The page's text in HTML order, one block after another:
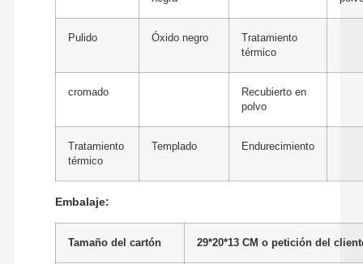
Pulido Óxido negro
Tratamiento
térmico
cromado
Recubierto en
polvo
Tratamiento
térmico
Templado Endurecimiento
Embalaje:
Tamaño del cartón 29*20*13 CM o petición del